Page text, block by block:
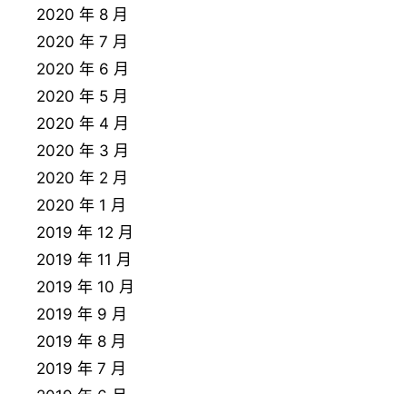
2020 年 8 月
2020 年 7 月
2020 年 6 月
2020 年 5 月
2020 年 4 月
2020 年 3 月
2020 年 2 月
2020 年 1 月
2019 年 12 月
2019 年 11 月
2019 年 10 月
2019 年 9 月
2019 年 8 月
2019 年 7 月